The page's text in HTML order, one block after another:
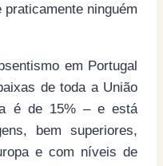
ninguém
em Portugal
de toda a União
é de 15% – e está
bem superiores,
e com níveis de